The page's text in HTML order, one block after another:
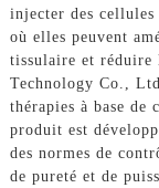
injecter des cellules
où elles peuvent
tissulaire et réduire
Technology Co.,
thérapies à base de
produit est
des normes de
de pureté et de